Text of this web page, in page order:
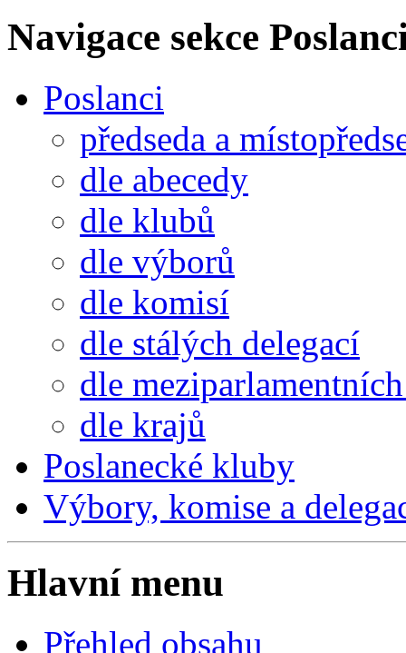
Navigace sekce
Poslanci
předseda a
dle abecedy
dle klubů
dle výborů
dle komisí
dle stálých delegací
dle
dle krajů
Poslanecké kluby
Výbory, komise a
Hlavní menu
Přehled obsahu